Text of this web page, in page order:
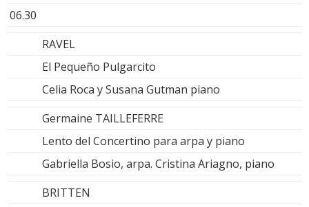
06.30
RAVEL
El Pequeño Pulgarcito
Celia Roca y Susana Gutman piano
Germaine TAILLEFERRE
Lento del Concertino para arpa y piano
Gabriella Bosio, arpa. Cristina Ariagno, piano
BRITTEN